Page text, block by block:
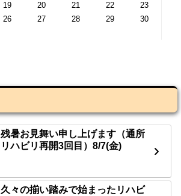
19 20 21 22
23
26 27 28 29
30
残暑お見舞い申し上げます（通所
リハビリ再開3回目）8/7(金)
久々の揃い踏みで始まったリハビ